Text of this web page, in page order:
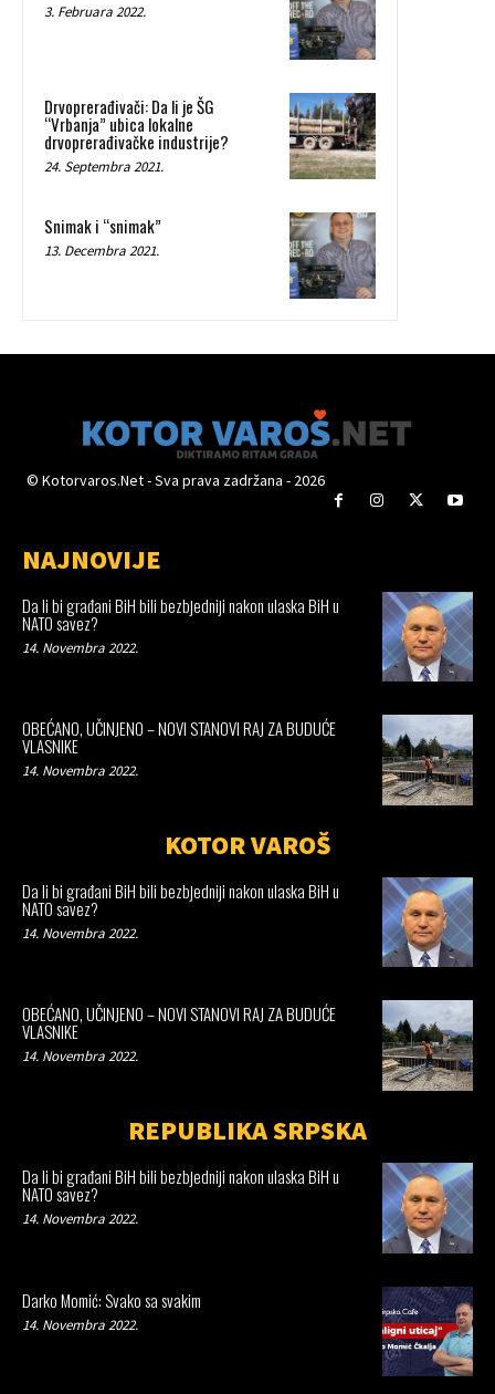
3. Februara 2022.
Drvoprerađivači: Da li je ŠG
“Vrbanja” ubica lokalne
drvoprerađivačke industrije?
24. Septembra 2021.
Snimak i “snimak”
13. Decembra 2021.
© Kotorvaros.Net - Sva prava zadržana - 2026
NAJNOVIJE
Da li bi građani BiH bili bezbjedniji nakon ulaska BiH u
NATO savez?
14. Novembra 2022.
OBEĆANO, UČINJENO – NOVI STANOVI RAJ ZA BUDUĆE
VLASNIKE
14. Novembra 2022.
KOTOR VAROŠ
Da li bi građani BiH bili bezbjedniji nakon ulaska BiH u
NATO savez?
14. Novembra 2022.
OBEĆANO, UČINJENO – NOVI STANOVI RAJ ZA BUDUĆE
VLASNIKE
14. Novembra 2022.
REPUBLIKA SRPSKA
Da li bi građani BiH bili bezbjedniji nakon ulaska BiH u
NATO savez?
14. Novembra 2022.
Darko Momić: Svako sa svakim
14. Novembra 2022.